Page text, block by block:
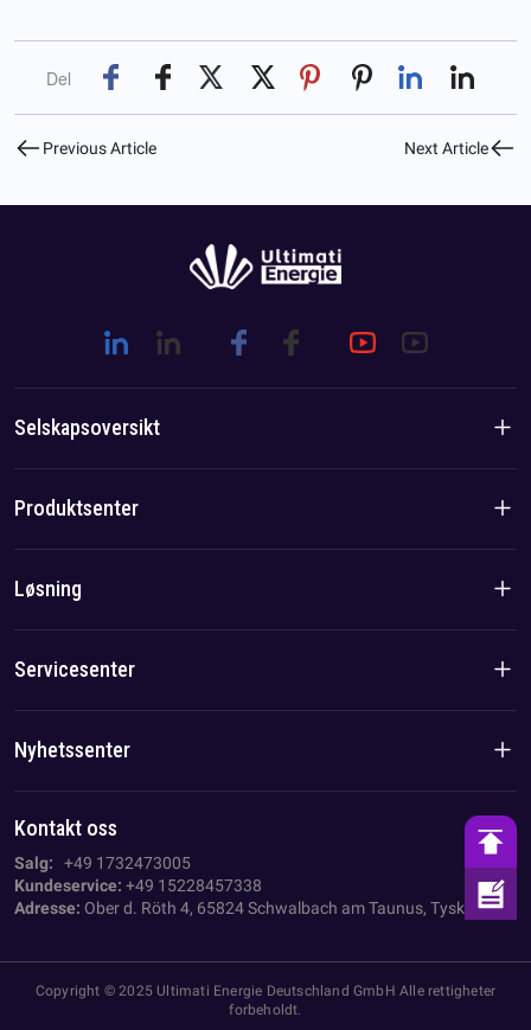
Del
Previous Article Next Article
Selskapsoversikt
Introduksjon til selskapet
Lag-/lokalfordel
Produktsenter
Boligprodukter
Løsning
Løsning
Servicesenter
Personvernerklæring
AGB
Nyhetssenter
Nyheter fra selskapet
Bransjenyheter
Kontakt oss
Salg:
+49 1732473005
Kundeservice: +49 15228457338
Adresse: Ober d. Röth 4, 65824 Schwalbach am Taunus, Tyskland
Copyright © 2025 Ultimati Energie Deutschland GmbH Alle rettigheter
forbeholdt.